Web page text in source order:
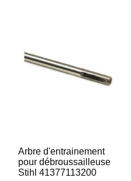
Arbre d'entrainement
pour débroussailleuse
Stihl 41377113200